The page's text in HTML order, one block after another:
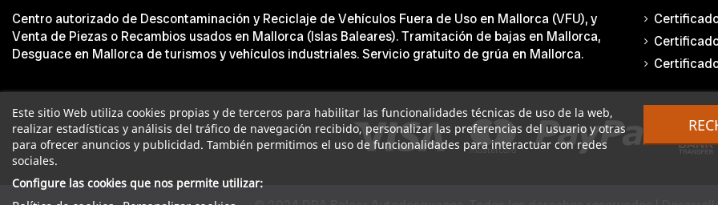
Este sitio Web utiliza cookies propias y de terceros para habilitar las funcionalidades técnicas de uso de la web,
realizar estadísticas y análisis del tráfico de navegación recibido, personalizar las preferencias del usuario y otras
para ofrecer anuncios y publicidad. También permitimos el uso de funcionalidades para interactuar con redes
sociales.
Configure las cookies que nos permite utilizar:
Centro autorizado de Descontaminación y Reciclaje de Vehículos Fuera de Uso en Mallorca (VFU), y
Venta de Piezas o Recambios usados en Mallorca (Islas Baleares). Tramitación de bajas en Mallorca,
Desguace en Mallorca de turismos y vehículos industriales. Servicio gratuito de grúa en Mallorca.